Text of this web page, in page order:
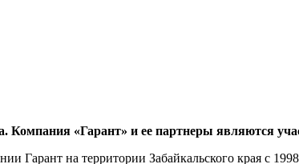
Компания «Гарант» и ее партнеры являются
Гарант на территории Забайкальского края с